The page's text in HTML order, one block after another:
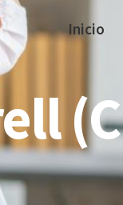
Inicio